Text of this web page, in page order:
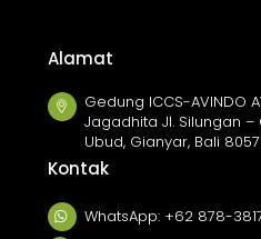
Alamat
Gedung ICCS-AVINDO
Jagadhita Jl. Silungan –
Ubud, Gianyar, Bali
Kontak
WhatsApp: +62 878-